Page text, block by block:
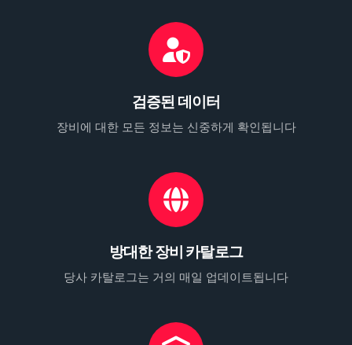
검증된 데이터
장비에 대한 모든 정보는 신중하게 확인됩니다
방대한 장비 카탈로그
당사 카탈로그는 거의 매일 업데이트됩니다